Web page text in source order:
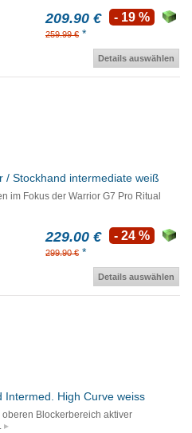
209.90 €
259.99 € *
- 19 %
Details auswählen
/ Stockhand intermediate weiß
im Fokus der Warrior G7 Pro Ritual
229.00 €
299.90 € *
- 24 %
Details auswählen
Intermed. High Curve weiss
Blockerbereich aktiver